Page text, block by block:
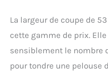
La largeur de coupe de
cette gamme de prix.
sensiblement le nombre
pour tondre une pelouse